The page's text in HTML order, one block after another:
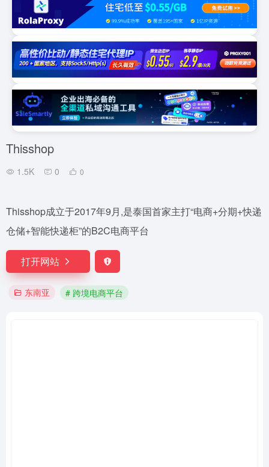
Thisshop
1.5K 0 0
Thisshop成立于2017年9月,是泰国首家主打“电商+分期+快递
仓储+智能快递柜”的B2C电商平台
打开网站
东南亚 # 跨境电商平台